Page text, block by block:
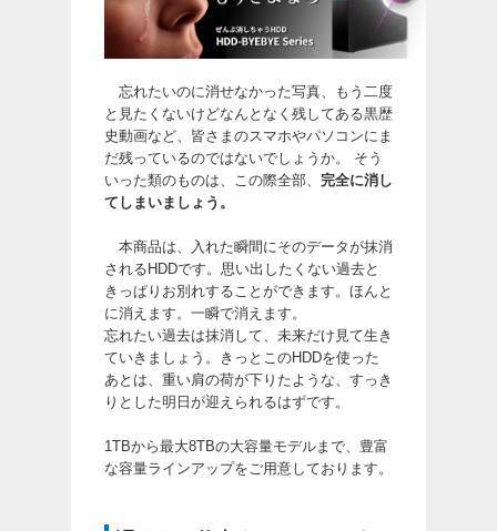
忘れたいのに消せなかった写真、もう二度
と見たくないけどなんとなく残してある黒歴
史動画など、皆さまのスマホやパソコンにま
だ残っているのではないでしょうか。 そう
いった類のものは、この際全部、 完全に消し
てしまいましょう。
本商品は、入れた瞬間にそのデータが抹消
されるHDDです。思い出したくない過去と
きっぱりお別れすることができます。ほんと
に消えます。一瞬で消えます。
忘れたい過去は抹消して、未来だけ見て生き
ていきましょう。きっとこのHDDを使った
あとは、重い肩の荷が下りたような、すっき
りとした明日が迎えられるはずです。
1TBから最大8TBの大容量モデルまで、豊富
な容量ラインアップをご用意しております。